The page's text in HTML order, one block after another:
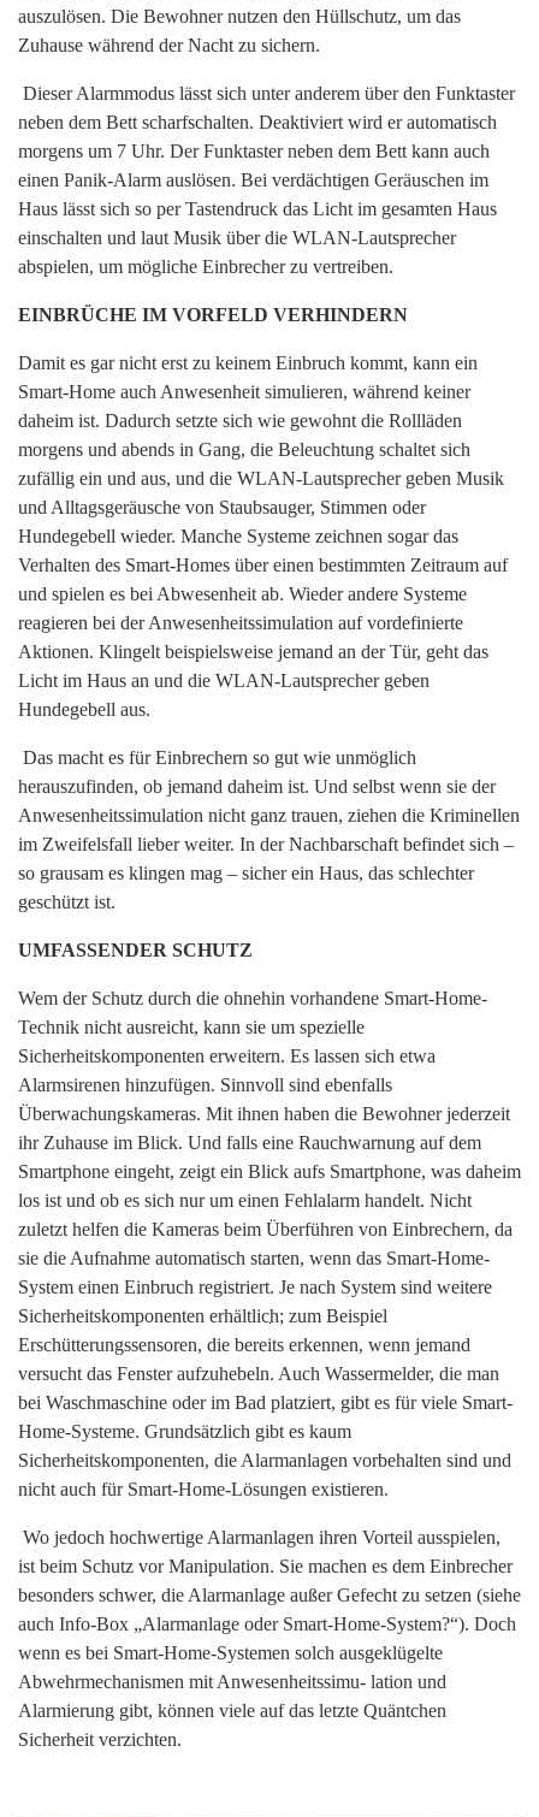
Search
for:
auszulösen. Die Bewohner nutzen den Hüllschutz, um das
Zuhause während der Nacht zu sichern.
Dieser Alarmmodus lässt sich unter anderem über den Funktaster
neben dem Bett scharfschalten. Deaktiviert wird er automatisch
morgens um 7 Uhr. Der Funktaster neben dem Bett kann auch
einen Panik-Alarm auslösen. Bei verdächtigen Geräuschen im
Haus lässt sich so per Tastendruck das Licht im gesamten Haus
einschalten und laut Musik über die WLAN-Lautsprecher
abspielen, um mögliche Einbrecher zu vertreiben.
EINBRÜCHE IM VORFELD VERHINDERN
Damit es gar nicht erst zu keinem Einbruch kommt, kann ein
Smart-Home auch Anwesenheit simulieren, während keiner
daheim ist. Dadurch setzte sich wie gewohnt die Rollläden
morgens und abends in Gang, die Beleuchtung schaltet sich
zufällig ein und aus, und die WLAN-Lautsprecher geben Musik
und Alltagsgeräusche von Staubsauger, Stimmen oder
Hundegebell wieder. Manche Systeme zeichnen sogar das
Verhalten des Smart-Homes über einen bestimmten Zeitraum auf
und spielen es bei Abwesenheit ab. Wieder andere Systeme
reagieren bei der Anwesenheitssimulation auf vordefinierte
Aktionen. Klingelt beispielsweise jemand an der Tür, geht das
Licht im Haus an und die WLAN-Lautsprecher geben
Hundegebell aus.
Das macht es für Einbrechern so gut wie unmöglich
herauszufinden, ob jemand daheim ist. Und selbst wenn sie der
Anwesenheitssimulation nicht ganz trauen, ziehen die Kriminellen
im Zweifelsfall lieber weiter. In der Nachbarschaft befindet sich –
so grausam es klingen mag – sicher ein Haus, das schlechter
geschützt ist.
UMFASSENDER SCHUTZ
Wem der Schutz durch die ohnehin vorhandene Smart-Home-
Technik nicht ausreicht, kann sie um spezielle
Sicherheitskomponenten erweitern. Es lassen sich etwa
Alarmsirenen hinzufügen. Sinnvoll sind ebenfalls
Überwachungskameras. Mit ihnen haben die Bewohner jederzeit
ihr Zuhause im Blick. Und falls eine Rauchwarnung auf dem
Smartphone eingeht, zeigt ein Blick aufs Smartphone, was daheim
los ist und ob es sich nur um einen Fehlalarm handelt. Nicht
zuletzt helfen die Kameras beim Überführen von Einbrechern, da
sie die Aufnahme automatisch starten, wenn das Smart-Home-
System einen Einbruch registriert. Je nach System sind weitere
Sicherheitskomponenten erhältlich; zum Beispiel
Erschütterungssensoren, die bereits erkennen, wenn jemand
versucht das Fenster aufzuhebeln. Auch Wassermelder, die man
bei Waschmaschine oder im Bad platziert, gibt es für viele Smart-
Home-Systeme. Grundsätzlich gibt es kaum
Sicherheitskomponenten, die Alarmanlagen vorbehalten sind und
nicht auch für Smart-Home-Lösungen existieren.
Wo jedoch hochwertige Alarmanlagen ihren Vorteil ausspielen,
ist beim Schutz vor Manipulation. Sie machen es dem Einbrecher
besonders schwer, die Alarmanlage außer Gefecht zu setzen (siehe
auch Info-Box „Alarmanlage oder Smart-Home-System?“). Doch
wenn es bei Smart-Home-Systemen solch ausgeklügelte
Abwehrmechanismen mit Anwesenheitssimu- lation und
Alarmierung gibt, können viele auf das letzte Quäntchen
Sicherheit verzichten.